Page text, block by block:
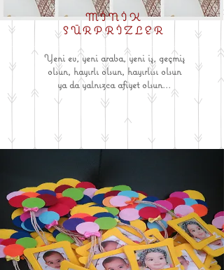
MİNİK
SÜRPRİZLER
Yeni ev, yeni araba, yeni iş, geçmiş
olsun, hayırlı olsun, hayırlısı olsun
ya da yalnızca afiyet olsun...